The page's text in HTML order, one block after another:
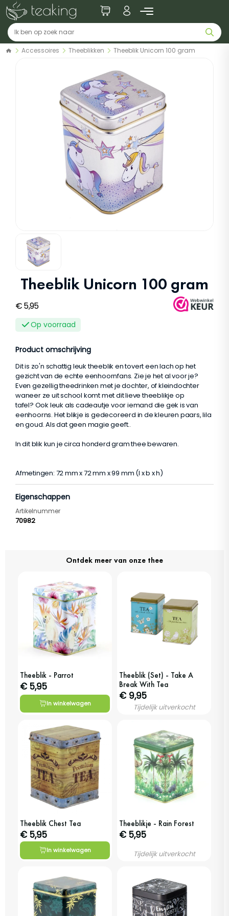
Accessoires Theeblikken Theeblik Unicorn 100 gram
Theeblik Unicorn 100 gram
€5,95
Op voorraad
Product omschrijving
Dit is zo'n schattig leuk theeblik en tovert een lach op het
gezicht van de echte eenhoornfans. Zie je het al voor je?
Even gezellig theedrinken met je dochter, of kleindochter
waneer ze uit school komt met dit lieve theeblikje op
tafel? Ook leuk als cadeautje voor iemand die gek is van
eenhoorns. Het blikje is gedecoreerd in de kleuren paars, lila
en goud. Als dat geen magie geeft..
In dit blik kun je circa honderd gram thee bewaren.
Afmetingen: 72 mm x 72 mm x 99 mm (l x b x h)
Eigenschappen
Artikelnummer
70982
Ontdek meer van onze thee
Theeblik - Parrot
€ 5,95
In winkelwagen
Theeblik (Set) - Take A
Break With Tea
€ 9,95
Tijdelijk uitverkocht
Theeblik Chest Tea
€ 5,95
In winkelwagen
Theeblikje - Rain Forest
€ 5,95
Tijdelijk uitverkocht